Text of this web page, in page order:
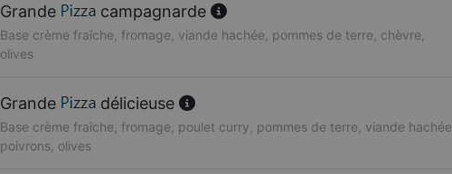
Grande campagnarde
Base crème fraîche, fromage, viande hachée, pommes de terre, chèvre,
olives
Grande délicieuse
Base crème fraîche, fromage, poulet curry, pommes de terre, viande hachée,
poivrons, olives